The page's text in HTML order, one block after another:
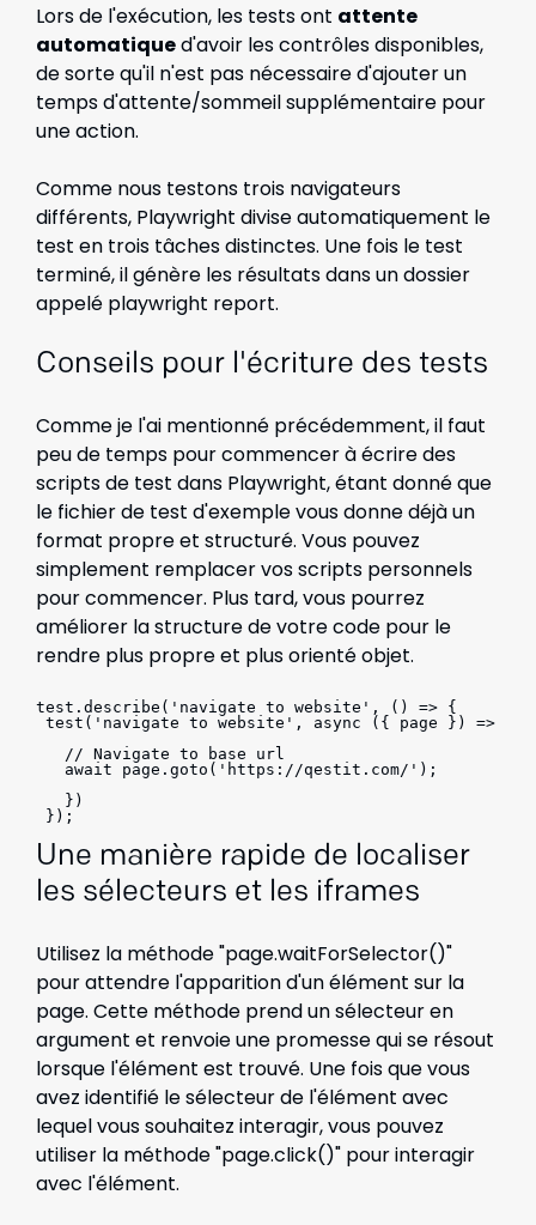
Lors de l'exécution, les tests ont attente
automatiqued'avoir les contrôles disponibles,
de sorte qu'il n'est pas nécessaire d'ajouter un
temps d'attente/sommeil supplémentaire pour
une action.
Comme nous testons trois navigateurs
différents, Playwright divise automatiquement le
test en trois tâches distinctes. Une fois le test
terminé, il génère les résultats dans un dossier
appelé playwright report.
Conseils pour l'écriture des tests
Comme je l'ai mentionné précédemment, il faut
peu de temps pour commencer à écrire des
scripts de test dans Playwright, étant donné que
le fichier de test d'exemple vous donne déjà un
format propre et structuré. Vous pouvez
simplement remplacer vos scripts personnels
pour commencer. Plus tard, vous pourrez
améliorer la structure de votre code pour le
rendre plus propre et plus orienté objet.
test.describe('navigate to website', () => {
test('navigate to website', async ({ page }) => {
// Navigate to base url
await page.goto('https://qestit.com/');
})
});
Une manière rapide de localiser
les sélecteurs et les iframes
Utilisez la méthode "page.waitForSelector()"
pour attendre l'apparition d'un élément sur la
page. Cette méthode prend un sélecteur en
argument et renvoie une promesse qui se résout
lorsque l'élément est trouvé. Une fois que vous
avez identifié le sélecteur de l'élément avec
lequel vous souhaitez interagir, vous pouvez
utiliser la méthode "page.click()" pour interagir
avec l'élément.